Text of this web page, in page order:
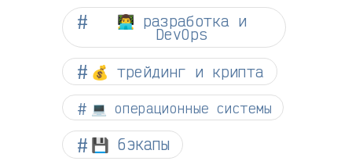
👨‍💻 разработка и
DevOps
💰 трейдинг и крипта
💻 операционные системы
💾 бэкапы